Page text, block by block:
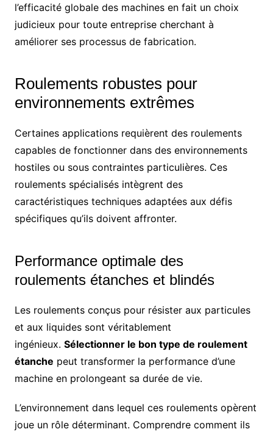
l’efficacité globale des machines en fait un choix
judicieux pour toute entreprise cherchant à
améliorer ses processus de fabrication.
Roulements robustes pour
environnements extrêmes
Certaines applications requièrent des roulements
capables de fonctionner dans des environnements
hostiles ou sous contraintes particulières. Ces
roulements spécialisés intègrent des
caractéristiques techniques adaptées aux défis
spécifiques qu’ils doivent affronter.
Performance optimale des
roulements étanches et blindés
Les roulements conçus pour résister aux particules
et aux liquides sont véritablement
ingénieux. Sélectionner le bon type de roulement
étanche peut transformer la performance d’une
machine en prolongeant sa durée de vie.
L’environnement dans lequel ces roulements opèrent
joue un rôle déterminant. Comprendre comment ils